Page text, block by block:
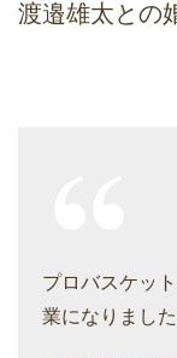
渡邉雄太との
プロバスケッ
業になりました